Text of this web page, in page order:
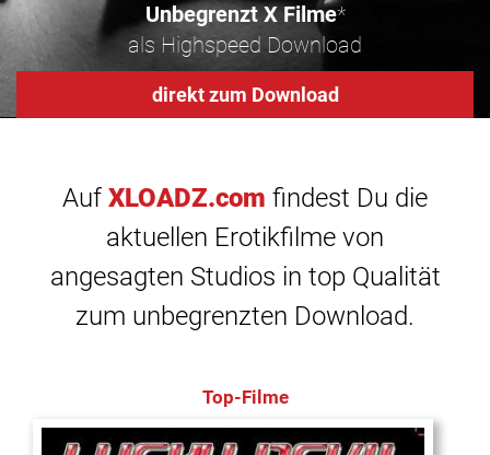
Unbegrenzt X Filme*
als Highspeed Download
direkt zum Download
Auf XLOADZ.com findest Du die
aktuellen Erotikfilme von
angesagten Studios in top Qualität
zum unbegrenzten Download.
Top-Filme